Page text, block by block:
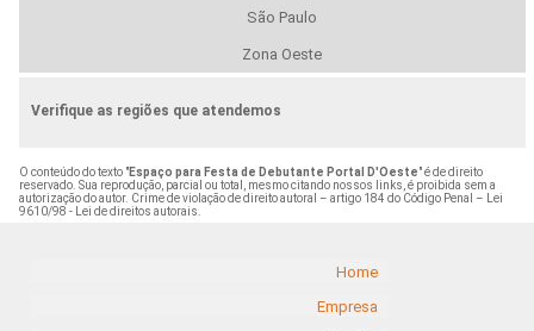
São Paulo
Zona Oeste
Verifique as regiões que atendemos
O conteúdo do texto "Espaço para Festa de Debutante Portal D'Oeste" é de direito
reservado. Sua reprodução, parcial ou total, mesmo citando nossos links, é proibida sem a
autorização do autor. Crime de violação de direito autoral – artigo 184 do Código Penal –
Lei
9610/98 - Lei de direitos autorais
Home
Empresa